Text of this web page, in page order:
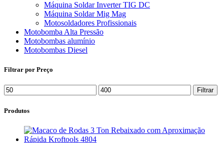
Máquina Soldar Inverter TIG DC
Máquina Soldar Mig Mag
Motosoldadores Profissionais
Motobomba Alta Pressão
Motobombas alumínio
Motobombas Diesel
Filtrar por Preço
Preço
mínimo
Preço
máximo
Filtrar
Produtos